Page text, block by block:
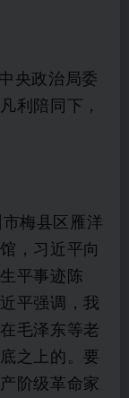
央政治局委
利陪同下，
梅县区雁洋
，习近平向
平事迹陈
平强调，我
毛泽东等老
之上的。要
阶级革命家